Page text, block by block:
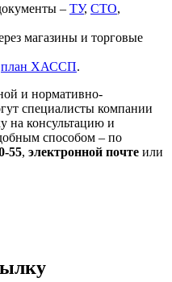
– ТУ, СТО,
магазины и торговые
план ХАССП.
и нормативно-
специалисты компании
на консультацию и
способом – по
55, электронной почте или